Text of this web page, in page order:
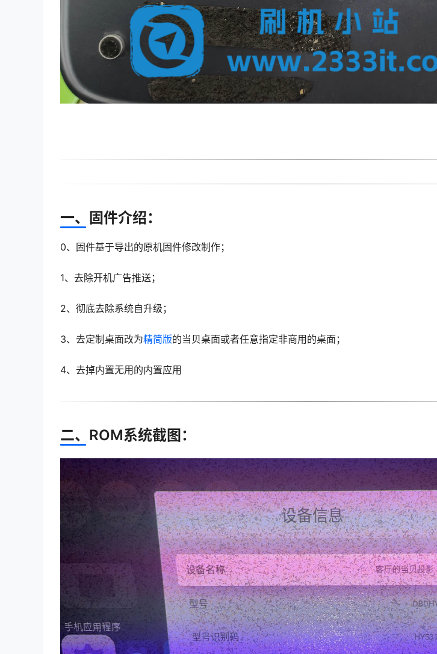
一、固件介绍：
0、固件基于导出的原机固件修改制作；
1、去除开机广告推送；
2、彻底去除系统自升级；
3、去定制桌面改为精简版的当贝桌面或者任意指定非商用的桌面；
4、去掉内置无用的内置应用
二、ROM系统截图：